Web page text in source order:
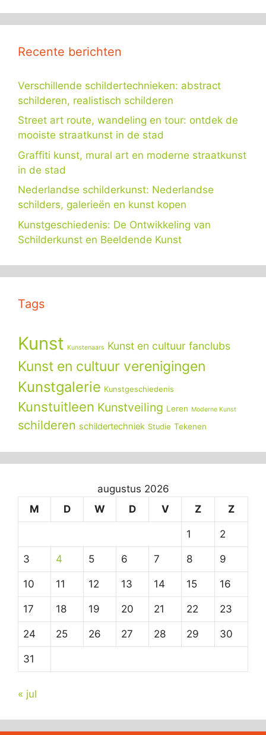
Recente berichten
Verschillende schildertechnieken: abstract
schilderen, realistisch schilderen
Street art route, wandeling en tour: ontdek de
mooiste straatkunst in de stad
Graffiti kunst, mural art en moderne straatkunst
in de stad
Nederlandse schilderkunst: Nederlandse
schilders, galerieën en kunst kopen
Kunstgeschiedenis: De Ontwikkeling van
Schilderkunst en Beeldende Kunst
Tags
Kunst Kunstenaars Kunst en cultuur fanclubs
Kunst en cultuur verenigingen
Kunstgalerie Kunstgeschiedenis
Kunstuitleen Kunstveiling Leren Moderne Kunst
schilderen schildertechniek Studie Tekenen
augustus 2026
M
D W D V Z Z
1 2
3 4 5 6 7 8 9
10 11 12 13 14 15 16
17 18 19 20 21 22 23
24 25 26 27 28 29 30
31
« jul